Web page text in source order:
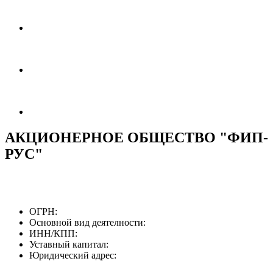
АКЦИОНЕРНОЕ ОБЩЕСТВО "ФИП-
РУС"
ОГРН:
Основной вид деятелности:
ИНН/КПП:
Уставный капитал:
Юридический адрес: